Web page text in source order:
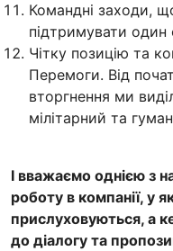
Командні заходи,
підтримувати один
Чітку позицію та
Перемоги. Від
вторгнення ми
мілітарний та
І вважаємо однією з
роботу в компанії, у
прислуховуються, а
до діалогу та